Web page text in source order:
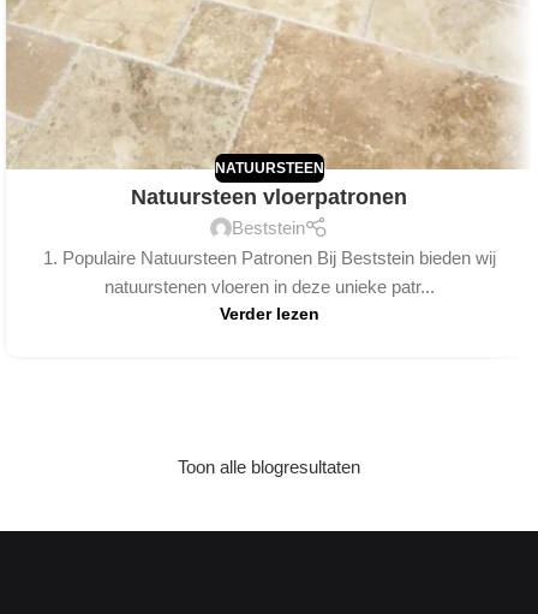
NATUURSTEEN
Natuursteen vloerpatronen
Beststein
1. Populaire Natuursteen Patronen Bij Beststein bieden wij
natuurstenen vloeren in deze unieke patr...
Verder lezen
Toon alle blogresultaten